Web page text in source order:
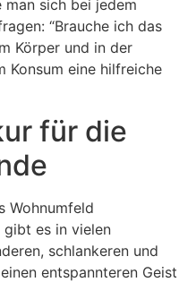
man sich bei jedem
“Brauche ich das
Körper und in der
Konsum eine hilfreiche
für die
Wohnumfeld
es in vielen
schlankeren und
entspannteren Geist